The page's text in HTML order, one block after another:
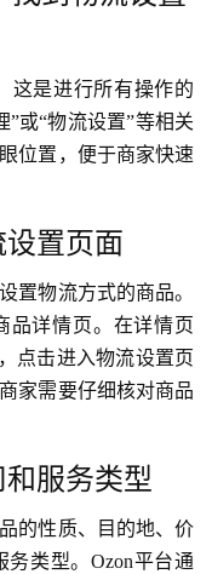
这是进行所有操作的
或“物流设置”等相关
位置，便于商家快速
置页面
置物流方式的商品。
品详情页。在详情页
点击进入物流设置页
家需要仔细核对商品
服务类型
的性质、目的地、价
类型。Ozon平台通